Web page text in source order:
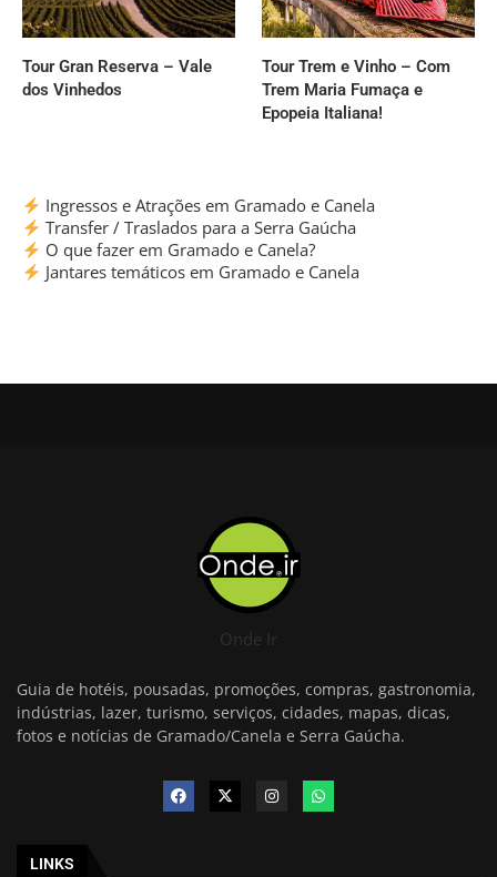
Tour Gran Reserva – Vale
dos Vinhedos
Tour Trem e Vinho – Com
Trem Maria Fumaça e
Epopeia Italiana!
Ingressos e Atrações em Gramado e Canela
Transfer / Traslados para a Serra Gaúcha
O que fazer em Gramado e Canela?
Jantares temáticos em Gramado e Canela
Onde Ir
Guia de hotéis, pousadas, promoções, compras, gastronomia,
indústrias, lazer, turismo, serviços, cidades, mapas, dicas,
fotos e notícias de Gramado/Canela e Serra Gaúcha.
LINKS